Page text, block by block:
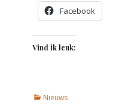
Facebook
Vind ik leuk:
Categories
Nieuws